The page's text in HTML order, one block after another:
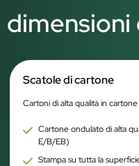
dimensioni
Scatole di cartone
Cartoni di alta qualità in
Cartone ondulato di alta
E/B/EB)
Stampa su tutta la